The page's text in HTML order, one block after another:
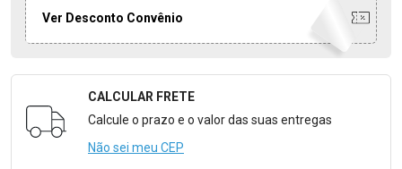
Ver Desconto Convênio
Formulário para Calcular o Frete
CALCULAR FRETE
Calcule o prazo e o valor das suas entregas
Não sei meu CEP